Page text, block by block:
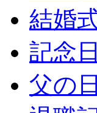
結婚
記念日
父の